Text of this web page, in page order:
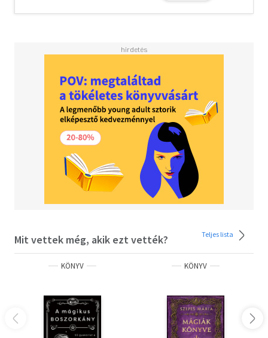
- Jóslás: tarot, jövőbelátás, inga
- A boszorkány kapcsolata a Holddal és
- a természettel
- Praktikák titkos boszorkányoknak
... és még sok minden más!
Találj rá a saját mágikus utadra, fogadd magadba a
természethez kötődő boszorkányság csodálatos világát.
Tartsd mindig szem előtt a wicca erkölcsi intelmet:
"Tégy, amit akarsz, amíg nem ártasz vele senkinek!"
Olvasd el mások véleményét is!
Mit vettek még, akik ezt vették? Teljes lista
KÖNYV KÖNYV